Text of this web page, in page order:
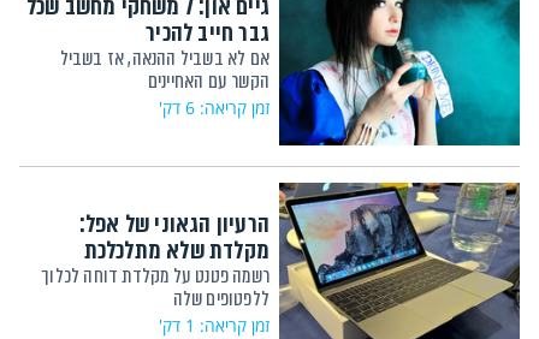
גבר חייב להכיר
אם לא בשביל ההנאה, אז בשביל
הקשר עם האחיינים
זמן קריאה: 6 דק'
הרעיון הגאוני של אפל:
מקלדת שלא מתלכלכת
רשמה פטנט על מקלדת דוחה לכלוך
ללפטופים שלה
זמן קריאה: 1 דק'